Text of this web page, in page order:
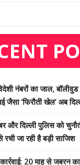
नंबरों का जाल,
जैसा ‘फिरौती खेल’ अब
और दिल्ली पुलिस को
रची जा रही है बड़ी साजिश
20 माह से जबरन